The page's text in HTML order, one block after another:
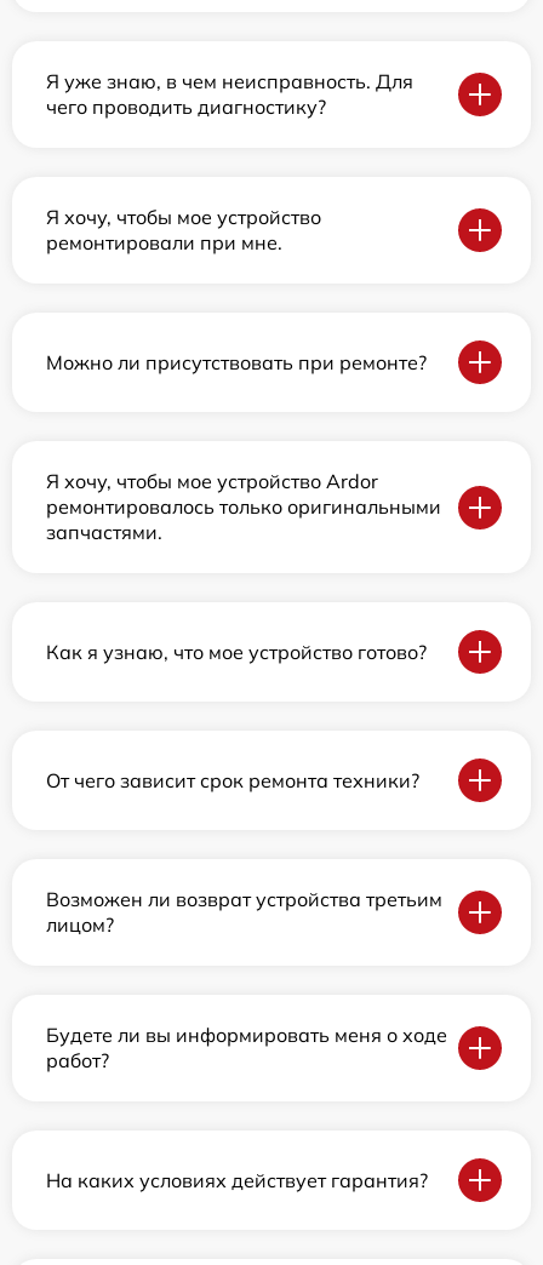
Я уже знаю, в чем неисправность. Для
чего проводить диагностику?
Я хочу, чтобы мое устройство
ремонтировали при мне.
Можно ли присутствовать при ремонте?
Я хочу, чтобы мое устройство Ardor
ремонтировалось только оригинальными
запчастями.
Как я узнаю, что мое устройство готово?
От чего зависит срок ремонта техники?
Возможен ли возврат устройства третьим
лицом?
Будете ли вы информировать меня о ходе
работ?
На каких условиях действует гарантия?